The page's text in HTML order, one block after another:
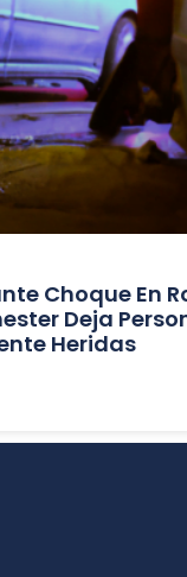
Choque En
Deja
Heridas